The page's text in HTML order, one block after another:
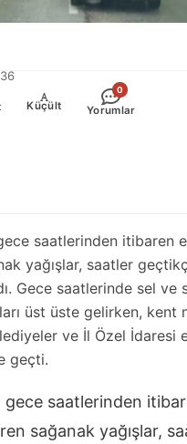
saatlerinden itibaren
yağışlar, saatler
Gece saatlerinde sel ve
üst üste gelirken, kent
ve İl Özel İdaresi
geçti.
-
Küçült
0
Yorumlar
gece saatlerinden
sağanak yağışlar,